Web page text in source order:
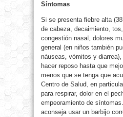
Síntomas
Si se presenta fiebre alta
de cabeza, decaimiento,
congestión nasal, dolores
general (en niños también
náuseas, vómitos y
hacer reposo hasta que
menos que se tenga que
Centro de Salud, en
para respirar, dolor en el
empeoramiento de
aconseja usar un barbijo